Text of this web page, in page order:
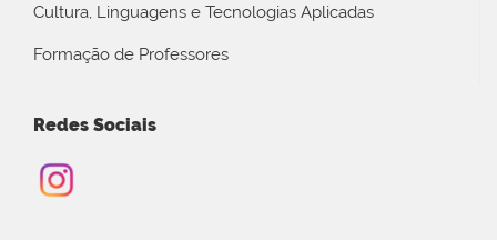
Cultura, Linguagens e Tecnologias Aplicadas
Formação de Professores
Redes Sociais